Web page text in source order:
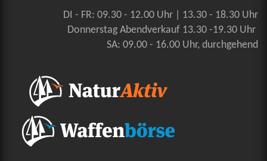
DI - FR: 09.30 - 12.00 Uhr | 13.30 - 18.30 Uhr
Donnerstag Abendverkauf 13.30 -19.30 Uhr
SA: 09.00 - 16.00 Uhr, durchgehend